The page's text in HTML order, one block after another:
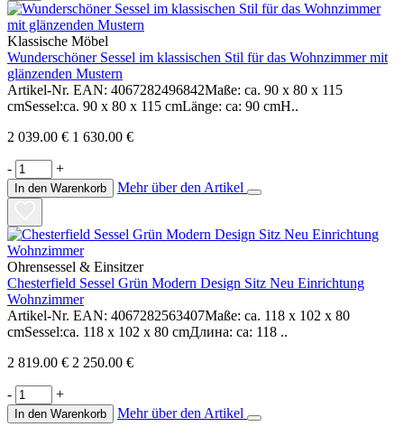
Klassische Möbel
Wunderschöner Sessel im klassischen Stil für das Wohnzimmer mit
glänzenden Mustern
Artikel-Nr. EAN: 4067282496842Maße: ca. 90 x 80 x 115
cmSessel:ca. 90 x 80 x 115 cmLänge: ca: 90 cmH..
2 039.00 € 1 630.00 €
- +
In den Warenkorb Mehr über den Artikel
Ohrensessel & Einsitzer
Сhesterfield Sessel Grün Modern Design Sitz Neu Einrichtung
Wohnzimmer
Artikel-Nr. EAN: 4067282563407Maße: ca. 118 x 102 x 80
cmSessel:ca. 118 x 102 x 80 cmДлина: ca: 118 ..
2 819.00 € 2 250.00 €
- +
In den Warenkorb Mehr über den Artikel